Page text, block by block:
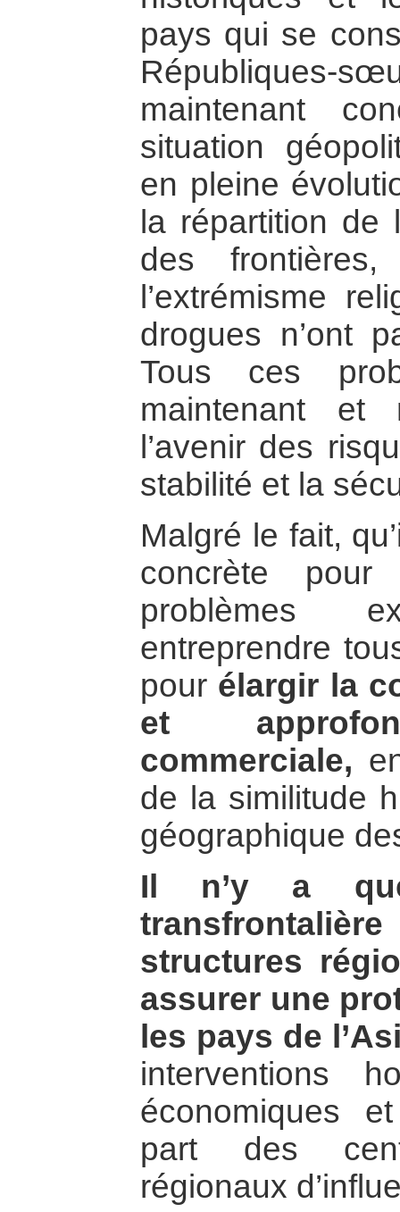
pays qui se
maintenant
situation
en pleine
la répartition de
des
l’extrémisme
drogues n’ont
Tous ces
maintenant et
l’avenir des
stabilité et la
Malgré le fait,
concrète
problèmes
entreprendre
pour élargir la
et
commerciale,
de la similitude
géographique
Il n’y a
structures
assurer une
les pays de
interventions
économiques
part des
régionaux